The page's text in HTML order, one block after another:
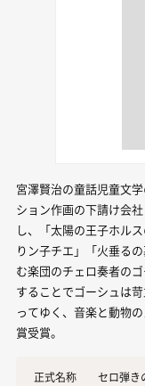
宮澤賢治の童話児童文
ション作画の下請け会
し、「太陽の王子ホル
りン子チエ」「火垂る
む楽団のチェロ奏者の
することでゴーシュは
ってゆく、音楽と動物
賞受賞。
正式名称
セロ弾き